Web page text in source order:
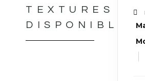
TEXTURES
DISPONIBLES